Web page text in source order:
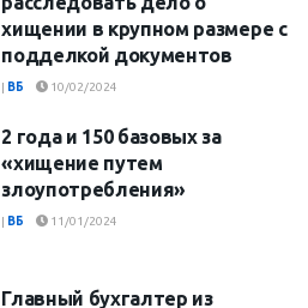
хищении в крупном размере с
подделкой документов
| ВБ 10/02/2024
2 года и 150 базовых за
«хищение путем
злоупотребления»
| ВБ 11/01/2024
Главный бухгалтер из